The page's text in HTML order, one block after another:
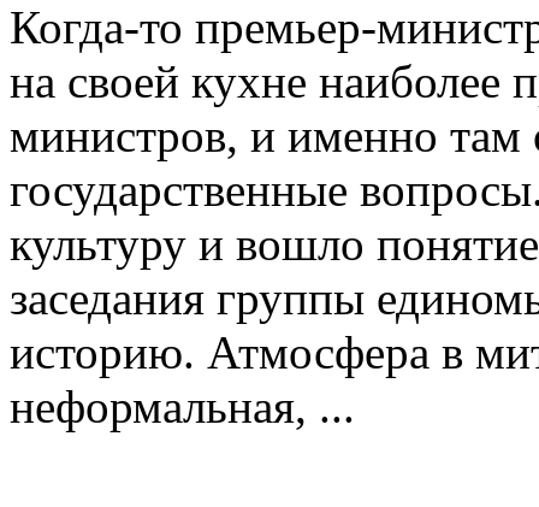
Когда-то премьер-
на своей кухне наиболее
министров, и именно
государственные
культуру и вошло
заседания группы
историю. Атмосфера в
неформальная, ...